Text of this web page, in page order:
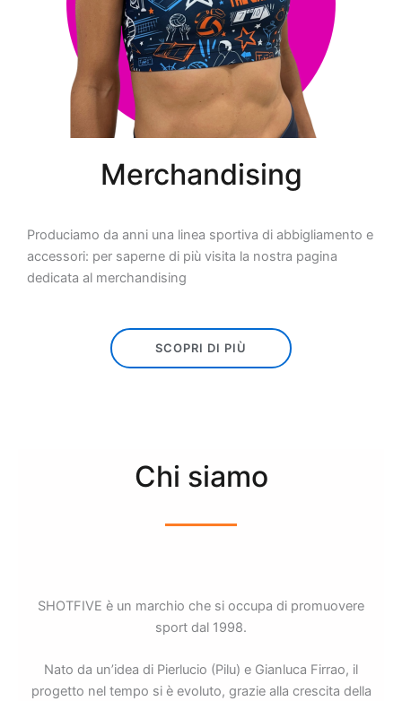
Merchandising
Produciamo da anni una linea sportiva di abbigliamento e
accessori: per saperne di più visita la nostra pagina
dedicata al merchandising
SCOPRI DI PIÙ
Chi siamo
SHOTFIVE è un marchio che si occupa di promuovere
sport dal 1998.
Nato da un’idea di Pierlucio (Pilu) e Gianluca Firrao, il
progetto nel tempo si è evoluto, grazie alla crescita della